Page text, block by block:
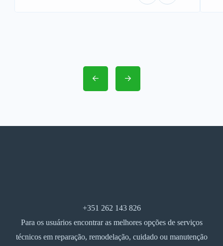
+351 262 143 826
Para os usuários encontrar as melhores opções de serviços
técnicos em reparação, remodelação, cuidado ou manutenção